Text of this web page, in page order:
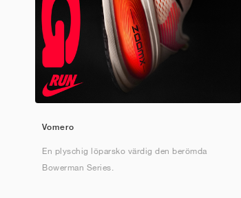
Vomero
En plyschig löparsko värdig den berömda
Bowerman Series.